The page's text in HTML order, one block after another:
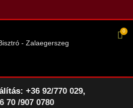
0
+36 92/770 029,
70 /907 0780